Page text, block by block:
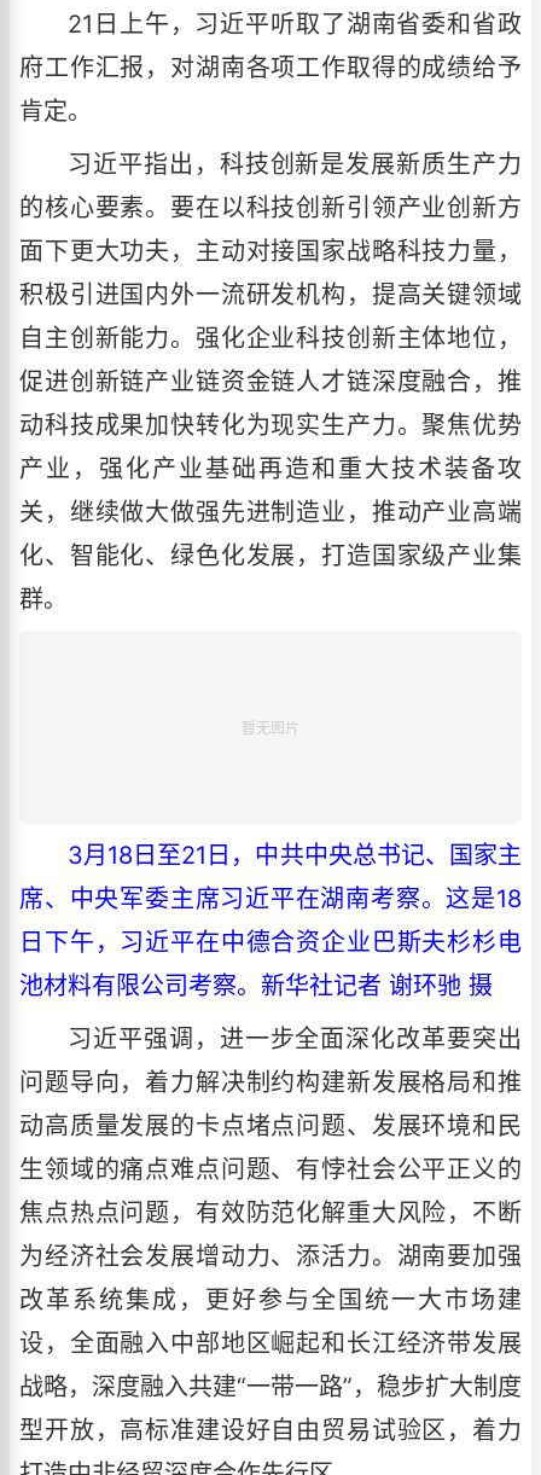
21日上午，习近平听取了湖南省委和省政
府工作汇报，对湖南各项工作取得的成绩给予
肯定。
习近平指出，科技创新是发展新质生产力
的核心要素。要在以科技创新引领产业创新方
面下更大功夫，主动对接国家战略科技力量，
积极引进国内外一流研发机构，提高关键领域
自主创新能力。强化企业科技创新主体地位，
促进创新链产业链资金链人才链深度融合，推
动科技成果加快转化为现实生产力。聚焦优势
产业，强化产业基础再造和重大技术装备攻
关，继续做大做强先进制造业，推动产业高端
化、智能化、绿色化发展，打造国家级产业集
群。
3月18日至21日，中共中央总书记、国家主
席、中央军委主席习近平在湖南考察。这是18
日下午，习近平在中德合资企业巴斯夫杉杉电
池材料有限公司考察。新华社记者 谢环驰 摄
习近平强调，进一步全面深化改革要突出
问题导向，着力解决制约构建新发展格局和推
动高质量发展的卡点堵点问题、发展环境和民
生领域的痛点难点问题、有悖社会公平正义的
焦点热点问题，有效防范化解重大风险，不断
为经济社会发展增动力、添活力。湖南要加强
改革系统集成，更好参与全国统一大市场建
设，全面融入中部地区崛起和长江经济带发展
战略，深度融入共建“一带一路”，稳步扩大制度
型开放，高标准建设好自由贸易试验区，着力